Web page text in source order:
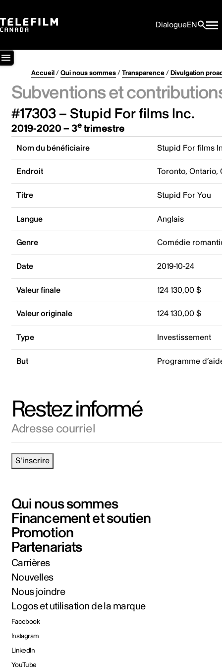
DialogueEN
Accueil/Qui nous sommes/Transparence/Divulgation
Subventions et
#17303 – Stupid For films Inc.
2019-2020 – 3etrimestre
Nom du bénéficiaire Stupid For films
Endroit Toronto, Ontario,
Titre Stupid For You
Langue Anglais
Genre Comédie
Date 2019-10-24
Valeur finale 124 130,00 $
Valeur originale 124 130,00 $
Type Investissement
But Programme
Restez informé
S'inscrire
Qui nous sommes
Financement et soutien
Promotion
Partenariats
Carrières
Nouvelles
Nous joindre
Logos et utilisation de la marque
Facebook
Instagram
LinkedIn
YouTube